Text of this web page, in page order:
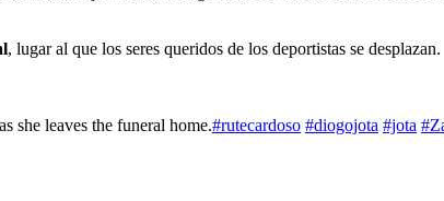
, lugar al que los seres queridos de los deportistas se desplazan.
she leaves the funeral home.#rutecardoso #diogojota #jota